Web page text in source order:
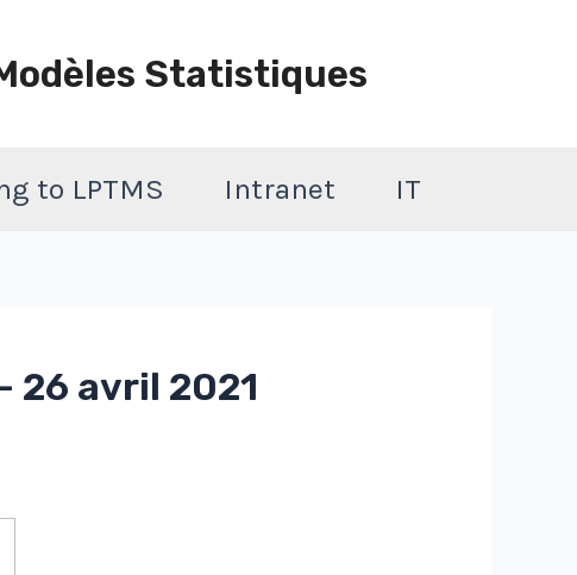
Statistiques
to LPTMS Intranet IT
26 avril 2021